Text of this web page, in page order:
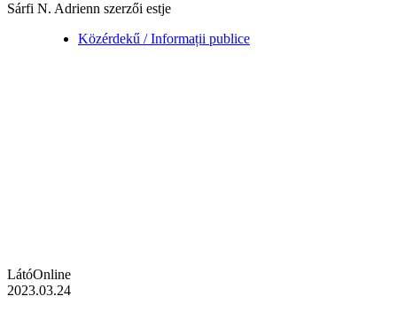
Sárfi N. Adrienn szerzői estje
Közérdekű / Informații publice
LátóOnline
2023.03.24